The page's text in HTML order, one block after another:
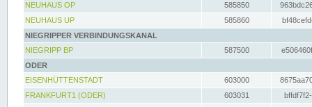
NEUHAUS OP
585850
NEUHAUS UP
585860
NIEGRIPPER VERBINDUNGSKANAL
NIEGRIPP BP
587500
ODER
EISENHÜTTENSTADT
603000
FRANKFURT1 (ODER)
603031